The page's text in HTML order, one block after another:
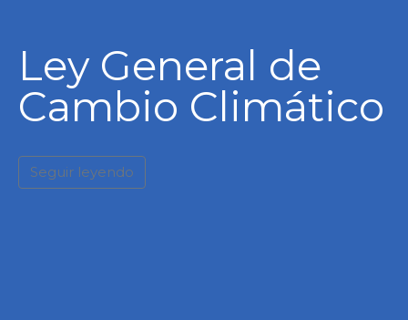
Ley General de
Cambio Climático
Seguir leyendo